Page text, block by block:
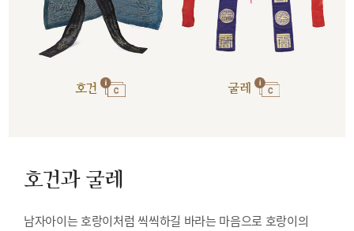
호건 굴레
호건과 굴레
남자아이는 호랑이처럼 씩씩하길 바라는 마음으로 호랑이의